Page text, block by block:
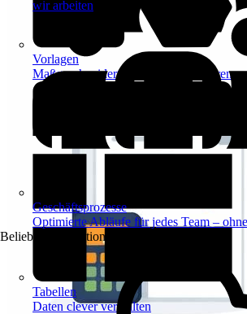
Vorlagen
Maßgeschneiderte Vorlagen inspirieren
Tabellen
Daten clever verwalten
Geschäftsprozesse
Optimierte Abläufe für jedes Team –
Beliebte Automationen
wir arbeiten